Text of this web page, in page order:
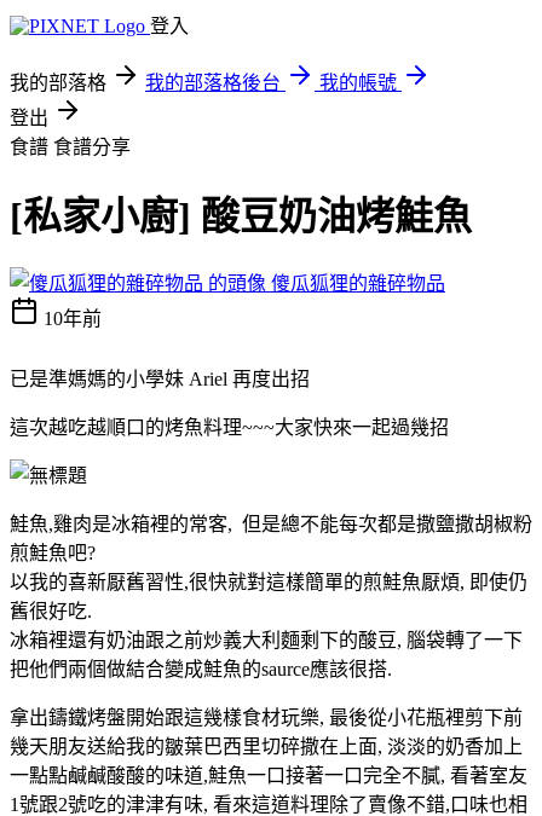
登入
我的部落格 我的部落格後台
我的帳號
登出
食譜 食譜分享
[私家小廚] 酸豆奶油烤鮭魚
傻瓜狐狸的雜碎物品
10年前
已是準媽媽的小學妹 Ariel 再度出招
這次越吃越順口的烤魚料理~~~大家快來一起過幾招
鮭魚,雞肉是冰箱裡的常客, 但是總不能每次都是撒鹽撒胡椒粉
煎鮭魚吧?
以我的喜新厭舊習性,很快就對這樣簡單的煎鮭魚厭煩, 即使仍
舊很好吃.
冰箱裡還有奶油跟之前炒義大利麵剩下的酸豆, 腦袋轉了一下
把他們兩個做結合變成鮭魚的saurce應該很搭.
拿出鑄鐵烤盤開始跟這幾樣食材玩樂, 最後從小花瓶裡剪下前
幾天朋友送給我的皺葉巴西里切碎撒在上面, 淡淡的奶香加上
一點點鹹鹹酸酸的味道,鮭魚一口接著一口完全不膩, 看著室友
1號跟2號吃的津津有味, 看來這道料理除了賣像不錯,口味也相